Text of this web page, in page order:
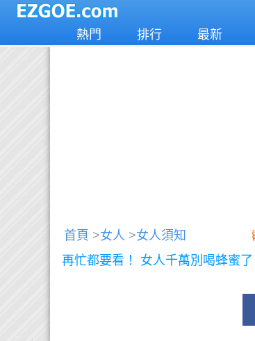
熱門 排行 最新
首頁 >女人 >女人須知
再忙都要看！ 女人千萬別喝蜂蜜